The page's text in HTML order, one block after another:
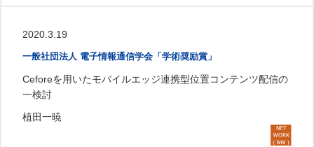
2020.3.19
一般社団法人 電子情報通信学会「学術奨励賞」
Ceforeを用いたモバイルエッジ連携型位置コンテンツ配信の
一検討
植田一暁